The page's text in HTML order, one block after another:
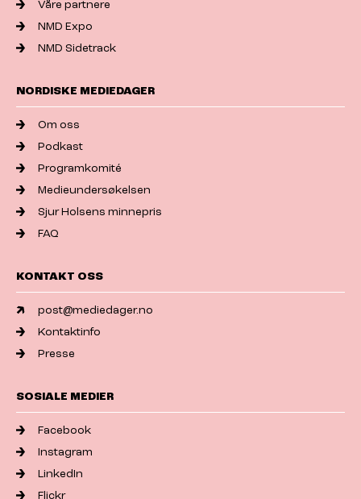
Våre partnere
NMD Expo
NMD Sidetrack
NORDISKE MEDIEDAGER
Om oss
Podkast
Programkomité
Medieundersøkelsen
Sjur Holsens minnepris
FAQ
KONTAKT OSS
post@mediedager.no
Kontaktinfo
Presse
SOSIALE MEDIER
Facebook
Instagram
LinkedIn
Flickr